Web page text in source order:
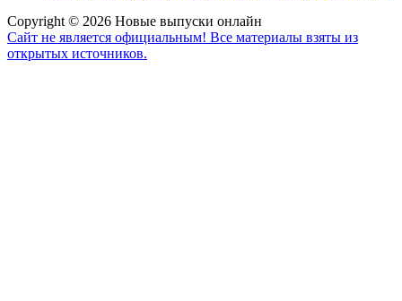
Copyright © 2026 Новые выпуски онлайн
Сайт не является официальным! Все материалы взяты из
открытых источников.